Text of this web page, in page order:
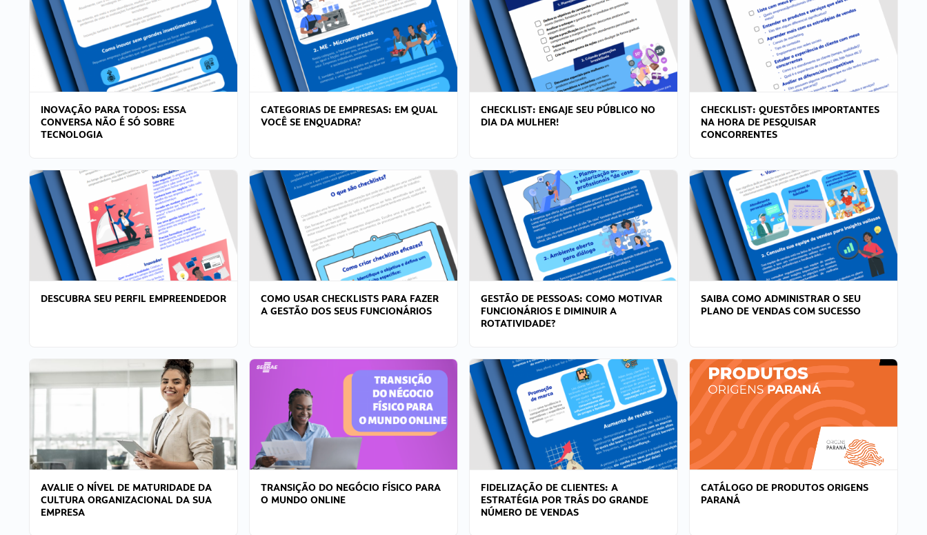
INOVAÇÃO PARA TODOS: ESSA
CONVERSA NÃO É SÓ SOBRE
TECNOLOGIA
CATEGORIAS DE EMPRESAS: EM QUAL
VOCÊ SE ENQUADRA?
CHECKLIST: ENGAJE SEU PÚBLICO NO
DIA DA MULHER!
CHECKLIST: QUESTÕES IMPORTANTES
NA HORA DE PESQUISAR
CONCORRENTES
DESCUBRA SEU PERFIL EMPREENDEDOR
COMO USAR CHECKLISTS PARA FAZER
A GESTÃO DOS SEUS FUNCIONÁRIOS
GESTÃO DE PESSOAS: COMO MOTIVAR
FUNCIONÁRIOS E DIMINUIR A
ROTATIVIDADE?
SAIBA COMO ADMINISTRAR O SEU
PLANO DE VENDAS COM SUCESSO
AVALIE O NÍVEL DE MATURIDADE DA
CULTURA ORGANIZACIONAL DA SUA
EMPRESA
TRANSIÇÃO DO NEGÓCIO FÍSICO PARA
O MUNDO ONLINE
FIDELIZAÇÃO DE CLIENTES: A
ESTRATÉGIA POR TRÁS DO GRANDE
NÚMERO DE VENDAS
CATÁLOGO DE PRODUTOS ORIGENS
PARANÁ